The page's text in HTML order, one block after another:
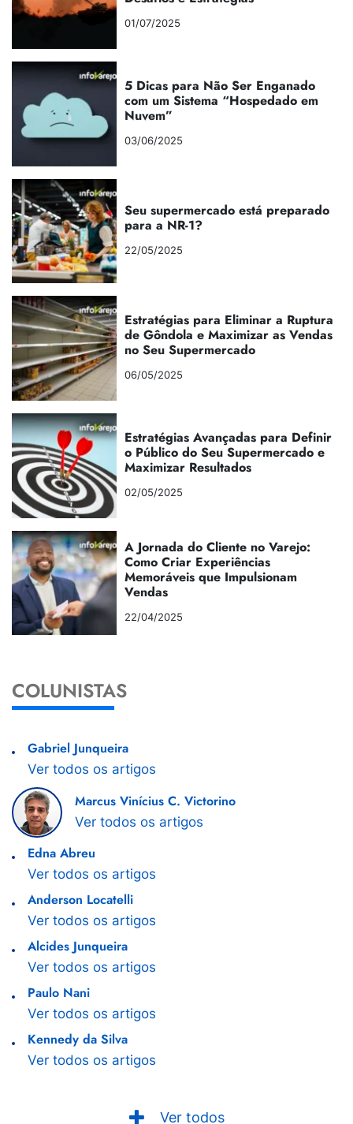
01/07/2025
5 Dicas para Não Ser Enganado
com um Sistema “Hospedado em
Nuvem”
03/06/2025
Seu supermercado está preparado
para a NR-1?
22/05/2025
Estratégias para Eliminar a Ruptura
de Gôndola e Maximizar as Vendas
no Seu Supermercado
06/05/2025
Estratégias Avançadas para Definir
o Público do Seu Supermercado e
Maximizar Resultados
02/05/2025
A Jornada do Cliente no Varejo:
Como Criar Experiências
Memoráveis que Impulsionam
Vendas
22/04/2025
COLUNISTAS
Gabriel Junqueira
Ver todos os artigos
Marcus Vinícius C. Victorino
Ver todos os artigos
Edna Abreu
Ver todos os artigos
Anderson Locatelli
Ver todos os artigos
Alcides Junqueira
Ver todos os artigos
Paulo Nani
Ver todos os artigos
Kennedy da Silva
Ver todos os artigos
Ver todos